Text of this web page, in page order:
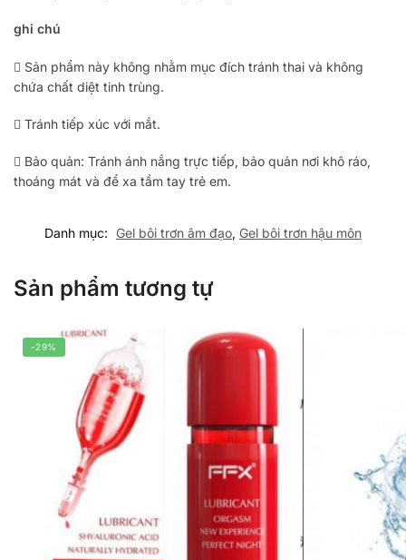
ghi chú
 Sản phẩm này không nhằm mục đích tránh thai và không
chứa chất diệt tinh trùng.
 Tránh tiếp xúc với mắt.
 Bảo quản: Tránh ánh nắng trực tiếp, bảo quản nơi khô ráo,
thoáng mát và để xa tầm tay trẻ em.
Danh mục: Gel bôi trơn âm đạo, Gel bôi trơn hậu môn
Sản phẩm tương tự
-29%